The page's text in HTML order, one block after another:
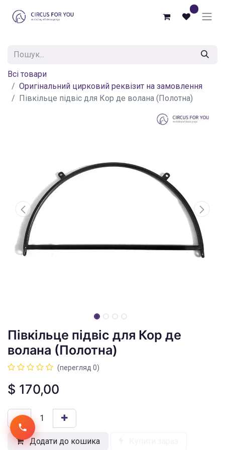
Всі товари
Оригінальний цирковий реквізит на замовлення
Півкільце підвіс для Кор де волана (Полотна)
Півкільце підвіс для Кор де
волана (Полотна)
(перегляд 0)
$ 170,00
Додати до кошика